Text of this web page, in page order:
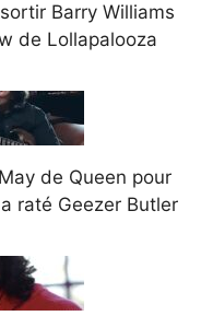
Barry Williams
de Lollapalooza
de Queen pour
raté Geezer Butler